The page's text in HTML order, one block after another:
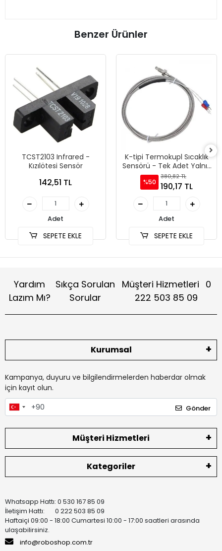
Benzer Ürünler
TCST2103 Infrared -
Kızılötesi Sensör
142,51 TL
Adet
SEPETE EKLE
K-tipi Termokupl Sıcaklık
Sensörü - Tek Adet Yalnız
Sensör
%50
380,82 TL
190,17 TL
Adet
SEPETE EKLE
Yardım
Lazım Mı?
Sıkça Sorulan
Sorular
Müşteri Hizmetleri 0
222 503 85 09
Kurumsal
Kampanya, duyuru ve bilgilendirmelerden haberdar olmak
için kayıt olun.
Gönder
Müşteri Hizmetleri
Kategoriler
Whatsapp Hattı: 0 530 167 85 09
İletişim Hattı: 0 222 503 85 09
Haftaiçi 09:00 - 18:00 Cumartesi 10:00 - 17:00 saatleri arasında
ulaşabilirsiniz.
info@roboshop.com.tr